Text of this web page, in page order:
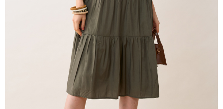
１．透過由恩沛科技股份有限公司提供之「AFTEE先享後付」服務完成之交
易，需依本服務之必要範圍內提供個人資料，並將交易相關給付款項請求債
權轉讓予恩沛科技股份有限公司。
２．關於個人資料處理事宜，請瀏覽以下網址：
https://aftee.tw/terms/#terms3
３．未成年的使用者請事先徵得法定代理人或監護人之同意方可使用
「AFTEE先享後付」，若未經同意申辦者引起之損失，本公司不負相關責
４．使用「AFTEE先享後付」時，將依據個別帳號之用戶狀況，依本公司即
時審查核予不同之上限額度；若仍有額度不足之情形，本公司將視審查結果
請求用戶進行身份認證。